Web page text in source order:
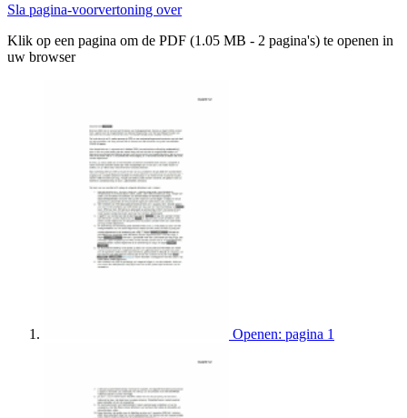
Sla pagina-voorvertoning over
Klik op een pagina om de PDF (1.05 MB - 2 pagina's) te openen in
uw browser
Openen: pagina 1